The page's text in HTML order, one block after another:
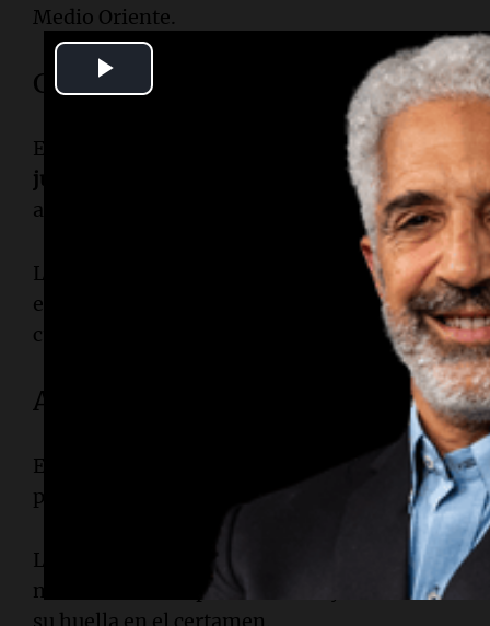
Medio Oriente.
Cuándo juega Argentina contra
El partido entre Argentina y Argelia se llevará a
junio
y es uno de los más esperados de la
albicelestes.
La Selección buscará iniciar el torneo con una
encaminar su clasificación a los octavos de
cuenta con la presencia de
Jordania.
A qué hora juega Argentina
El encuentro está programado para las 22:00
partido de la jornada mundialista del martes.
La expectativa es alta, ya que será la primera
nacional en la Copa del Mundo y el debut de
su huella en el certamen.